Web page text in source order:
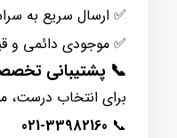
✅ ارسال سریع به
✅ موجودی دائمی و
📞 پشتیبانی
برای انتخاب درست،
📞
021-33982160